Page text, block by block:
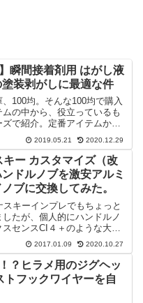
】瞬間接着剤用 はがし液
装剥がしに最適な件
100均。そんな100均で購入
ムの中から、役立っているも
ズで紹介。定番アイテムから
わったなアイテムまで幅広く
。今回紹介するのは、ジグの
に役立つアイテム。・・・そ
し液」で...
2019.05.21 2020.12.29
キー カスタマイズ（改
ドルノブを激安アルミ
ブに交換してみた。
スキーインプレでもちょっと
したが、個人的にハンドルノ
センスCI４＋のような大型
ノブが好み。シマノ リール 夢
ノブ EVA パワーラウンド型
with カエレ...
2017.01.09 2020.10.27
？ヒラメ用のジグヘッ
トフックワイヤーを自